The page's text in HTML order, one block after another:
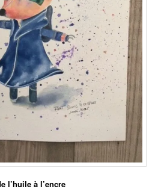
l’huile à l’encre